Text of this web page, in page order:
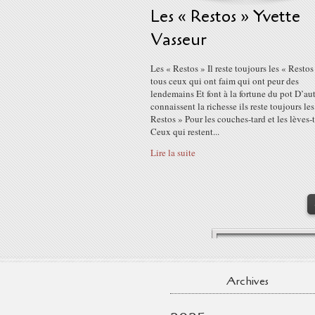
Les « Restos » Yvette
Vasseur
Les « Restos » Il reste toujours les «
tous ceux qui ont faim qui ont peur des
lendemains Et font à la fortune du pot
connaissent la richesse ils reste toujours
Restos » Pour les couches-tard et les
Ceux qui restent...
Lire la suite
Archives